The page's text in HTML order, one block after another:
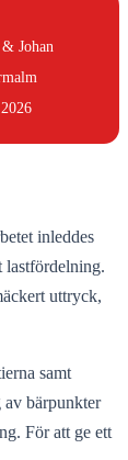
Johan
inleddes
lastfördelning.
uttryck,
samt
av bärpunkter
För att ge ett